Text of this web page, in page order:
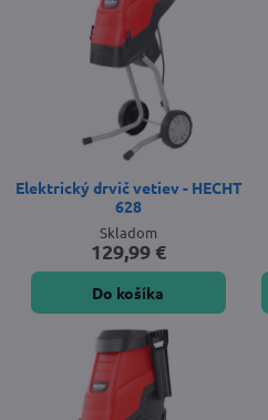
Elektrický drvič vetiev - HECHT
628
Skladom
129,99 €
Do košíka